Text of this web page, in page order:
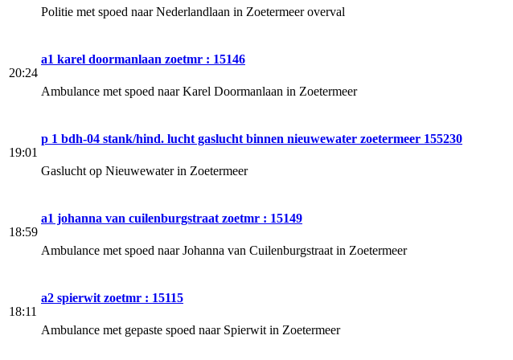
Politie met spoed naar Nederlandlaan in Zoetermeer overval
20:24
a1 karel doormanlaan zoetmr : 15146
Ambulance met spoed naar Karel Doormanlaan in Zoetermeer
19:01
p 1 bdh-04 stank/hind. lucht gaslucht binnen nieuwewater zoetermeer 155230
Gaslucht op Nieuwewater in Zoetermeer
18:59
a1 johanna van cuilenburgstraat zoetmr : 15149
Ambulance met spoed naar Johanna van Cuilenburgstraat in Zoetermeer
18:11
a2 spierwit zoetmr : 15115
Ambulance met gepaste spoed naar Spierwit in Zoetermeer